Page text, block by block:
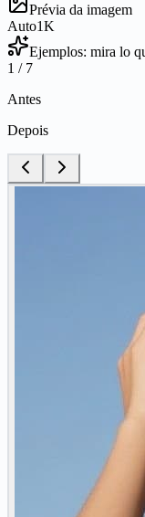
Prévia da imagem
Auto1K
Ejemplos: mira lo
1 / 7
Antes
Depois